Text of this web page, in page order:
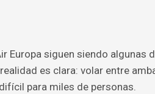
Europa siguen siendo
realidad es clara: volar entre
para miles de personas.